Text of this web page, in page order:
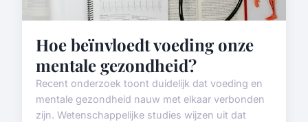
Hoe beïnvloedt voeding onze
mentale gezondheid?
Recent onderzoek toont duidelijk dat voeding en
mentale gezondheid nauw met elkaar verbonden
zijn. Wetenschappelijke studies wijzen uit dat